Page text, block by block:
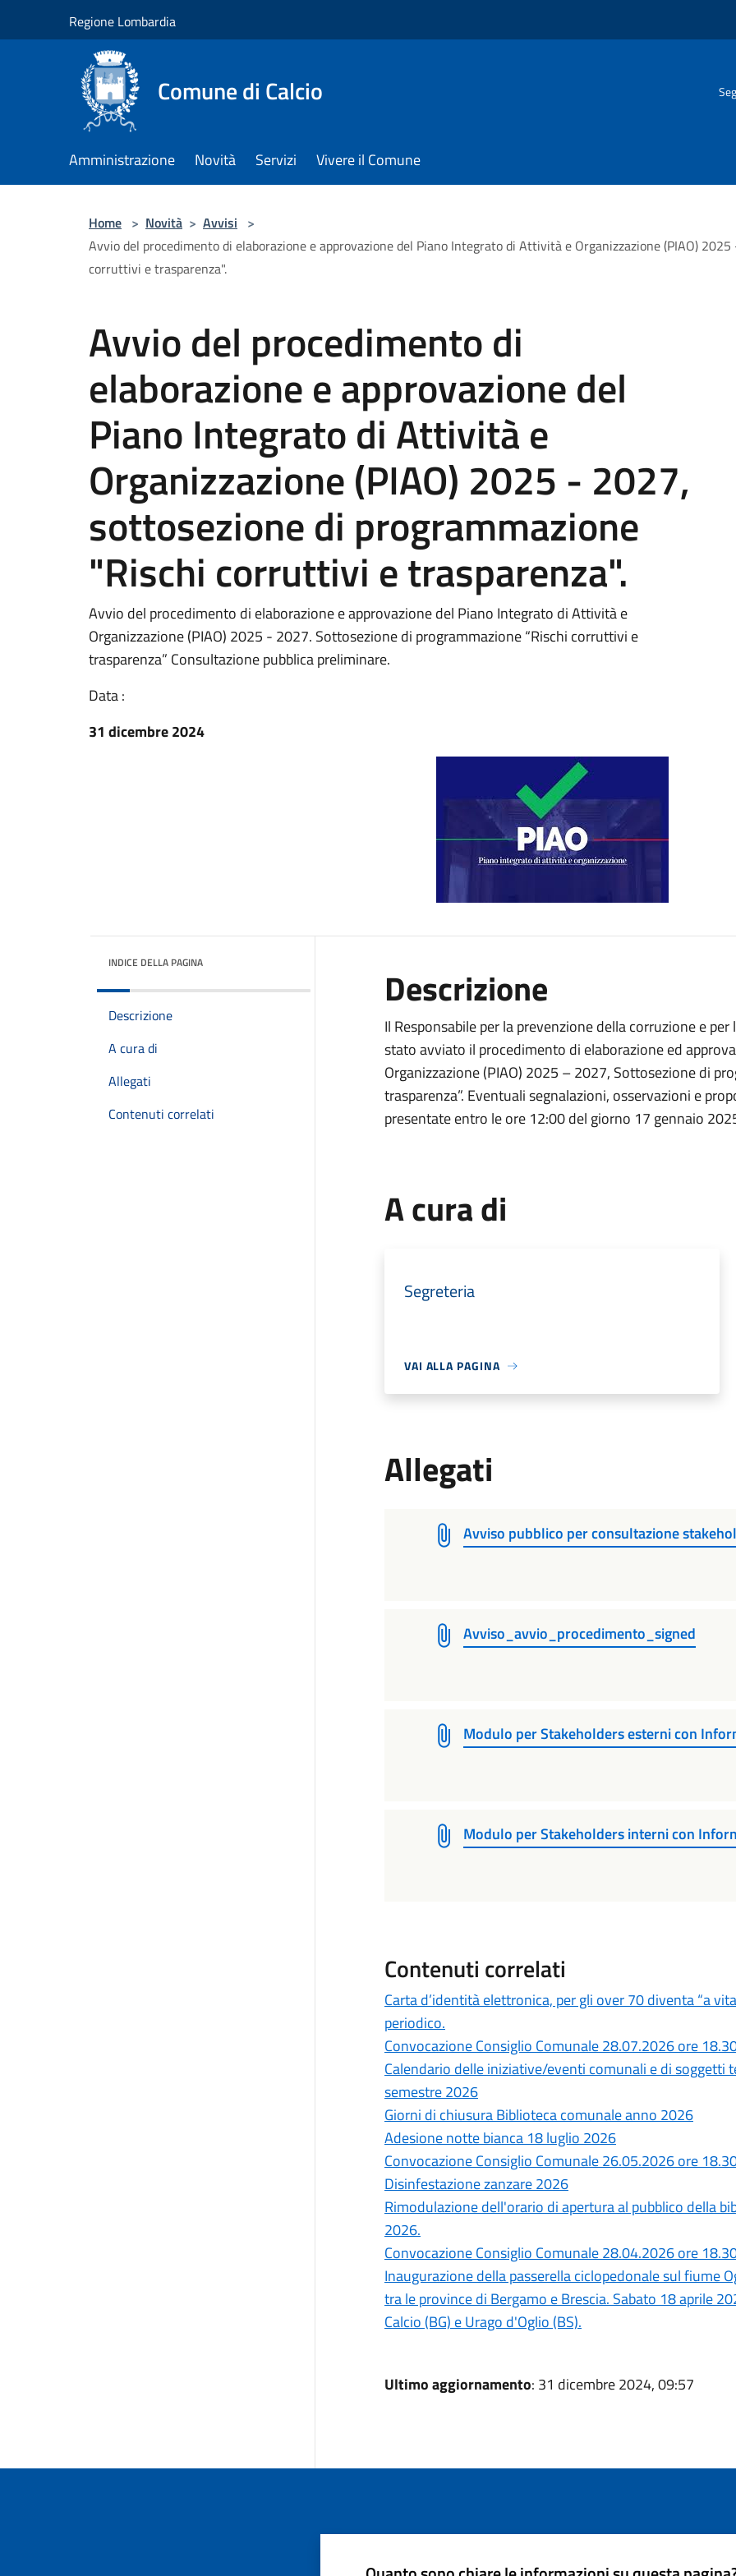
Regione Lombardia
Comune di Calcio
Amministrazione Novità Servizi Vivere il Comune
Home > Novità > Avvisi >
Avvio del procedimento di elaborazione e approvazione del Piano Integrato di Attività e Organizzazione (PIAO)
corruttivi e trasparenza".
Avvio del procedimento di
elaborazione e approvazione del
Piano Integrato di Attività e
Organizzazione (PIAO) 2025 - 2027,
sottosezione di programmazione
"Rischi corruttivi e trasparenza".
Avvio del procedimento di elaborazione e approvazione del Piano Integrato di Attività e
Organizzazione (PIAO) 2025 - 2027. Sottosezione di programmazione “Rischi corruttivi e
trasparenza” Consultazione pubblica preliminare.
Data :
31 dicembre 2024
INDICE DELLA PAGINA
Descrizione
A cura di
Allegati
Contenuti correlati
Descrizione
Il Responsabile per la prevenzione della corruzione e
stato avviato il procedimento di elaborazione ed
Organizzazione (PIAO) 2025 – 2027, Sottosezione di
trasparenza”. Eventuali segnalazioni, osservazioni e
presentate entro le ore 12:00 del giorno 17 gennaio
A cura di
Segreteria
VAI ALLA PAGINA
Allegati
Avviso pubblico per consultazione
Avviso_avvio_procedimento_signed
Modulo per Stakeholders esterni con
Modulo per Stakeholders interni con
Contenuti correlati
Carta d’identità elettronica, per gli over 70 diventa “a
periodico.
Convocazione Consiglio Comunale 28.07.2026 ore
Calendario delle iniziative/eventi comunali e di
semestre 2026
Giorni di chiusura Biblioteca comunale anno 2026
Adesione notte bianca 18 luglio 2026
Convocazione Consiglio Comunale 26.05.2026 ore
Disinfestazione zanzare 2026
Rimodulazione dell'orario di apertura al pubblico della
2026.
Convocazione Consiglio Comunale 28.04.2026 ore
Inaugurazione della passerella ciclopedonale sul fiume
tra le province di Bergamo e Brescia. Sabato 18 aprile
Calcio (BG) e Urago d'Oglio (BS).
Ultimo aggiornamento: 31 dicembre 2024, 09:57